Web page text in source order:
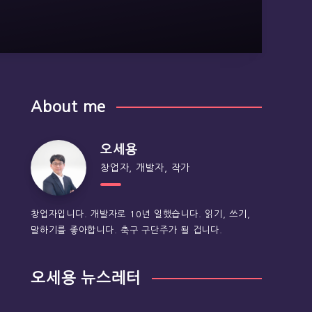
About me
오세용
창업자, 개발자, 작가
창업자입니다. 개발자로 10년 일했습니다. 읽기, 쓰기,
말하기를 좋아합니다. 축구 구단주가 될 겁니다.
오세용 뉴스레터